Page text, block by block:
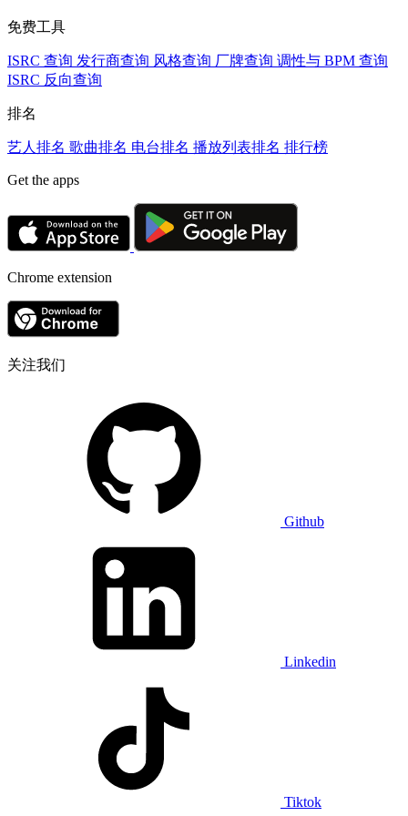
免费工具
ISRC 查询 发行商查询 风格查询 厂牌查询 调性与 BPM 查询
ISRC 反向查询
排名
艺人排名 歌曲排名 电台排名 播放列表排名 排行榜
Get the apps
Chrome extension
关注我们
Github
Linkedin
Tiktok